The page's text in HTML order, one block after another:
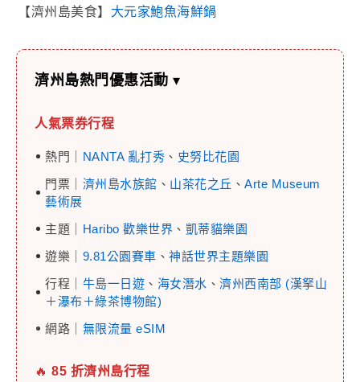
【濟州島美食】 大元家鮑魚海鮮鍋
濟州島熱門優惠活動 ▾
人氣票券行程
熱門｜ NANTA 亂打秀 、 史努比花園
門票｜ 濟州島水族館 、 山茶花之丘 、 Arte Museum
藝術展
主題｜ Haribo 歡樂世界 、 凱蒂貓樂園
遊樂｜ 9.81公園賽車 、 神話世界主題樂園
行程｜ 牛島一日遊 、 海女潛水 、 濟州西南部 (漢拏山
＋瀑布＋綠茶博物館)
網路｜ 無限流量 eSIM
🔥 85 折濟州島行程